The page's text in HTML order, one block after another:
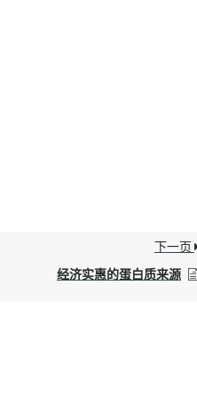
下一页
经济实惠的蛋白质来源